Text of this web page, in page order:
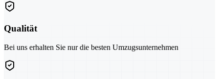
Qualität
Bei uns erhalten Sie nur die besten Umzugsunternehmen